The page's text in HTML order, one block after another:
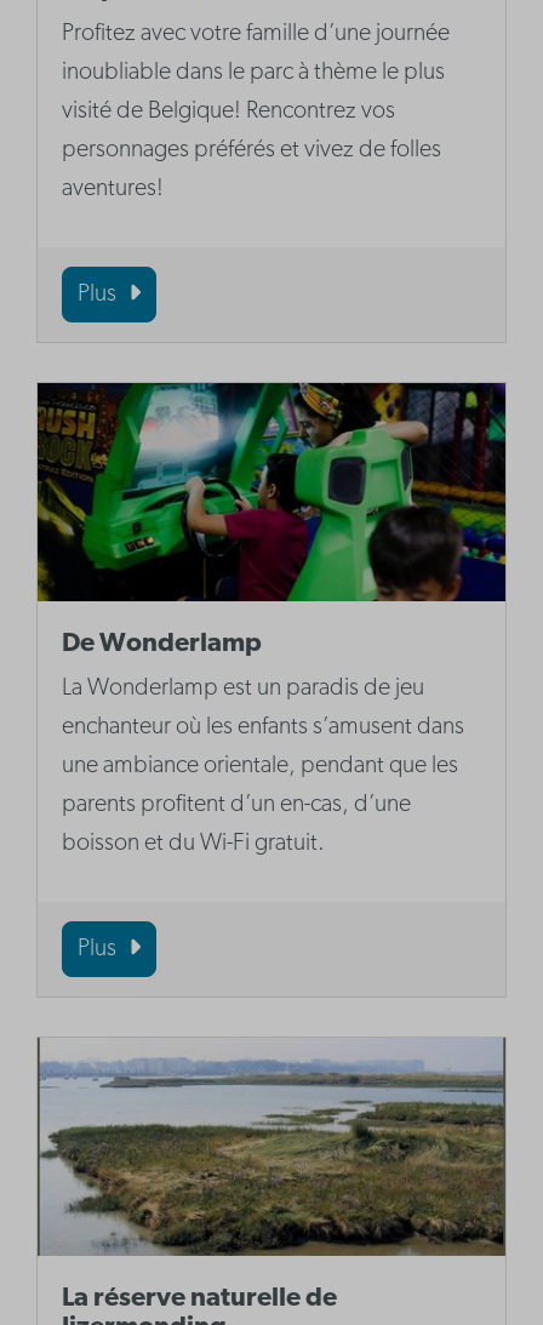
Profitez avec votre famille d’une journée
inoubliable dans le parc à thème le plus
visité de Belgique! Rencontrez vos
personnages préférés et vivez de folles
aventures!
Plus
De Wonderlamp
La Wonderlamp est un paradis de jeu
enchanteur où les enfants s’amusent dans
une ambiance orientale, pendant que les
parents profitent d’un en-cas, d’une
boisson et du Wi-Fi gratuit.
Plus
La réserve naturelle de